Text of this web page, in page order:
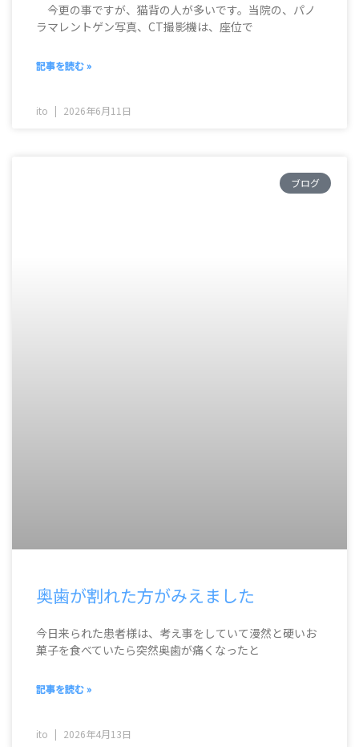
今更の事ですが、猫背の人が多いです。当院の、パノ
ラマレントゲン写真、CT撮影機は、座位で
記事を読む »
ito 2026年6月11日
ブログ
奥歯が割れた方がみえました
今日来られた患者様は、考え事をしていて漫然と硬いお
菓子を食べていたら突然奥歯が痛くなったと
記事を読む »
ito 2026年4月13日